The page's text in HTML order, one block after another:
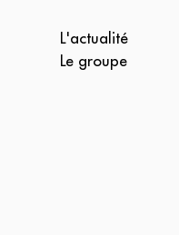
L'actualité
Le groupe